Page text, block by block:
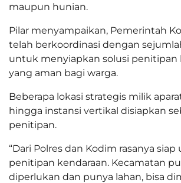
maupun hunian.
Pilar menyampaikan, Pemerintah
telah berkoordinasi dengan
untuk menyiapkan solusi penitipan
yang aman bagi warga.
Beberapa lokasi strategis milik
hingga instansi vertikal disiapkan
penitipan.
“Dari Polres dan Kodim rasanya
penitipan kendaraan. Kecamatan
diperlukan dan punya lahan, bisa